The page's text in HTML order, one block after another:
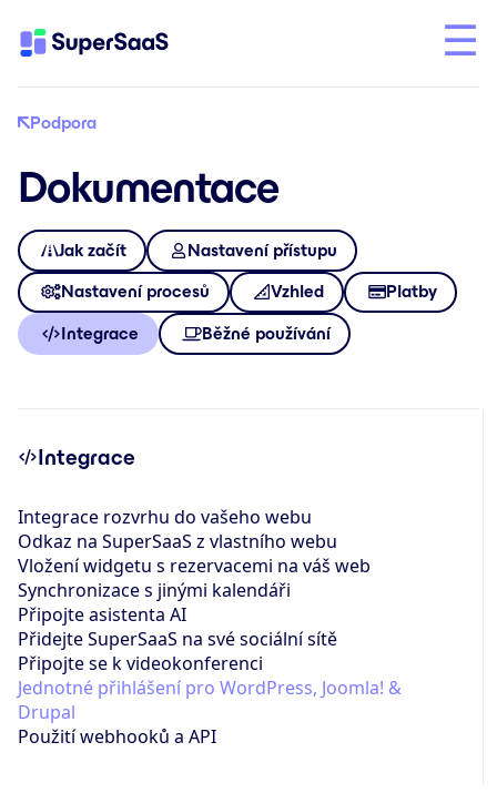
Podpora
Dokumentace
Jak začít Nastavení přístupu
Nastavení procesů Vzhled Platby
Integrace Běžné používání
Integrace
Integrace rozvrhu do vašeho webu
Odkaz na SuperSaaS z vlastního webu
Vložení widgetu s rezervacemi na váš web
Synchronizace s jinými kalendáři
Připojte asistenta AI
Přidejte SuperSaaS na své sociální sítě
Připojte se k videokonferenci
Jednotné přihlášení pro WordPress, Joomla! &
Drupal
Použití webhooků a API